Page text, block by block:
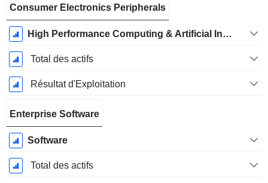
Consumer Electronics Peripherals
High Performance Computing & Artificial Intelligence
Total des actifs
Résultat d'Exploitation
Enterprise Software
Software
Total des actifs